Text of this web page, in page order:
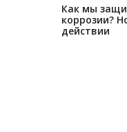
Как мы
коррозии?
действии